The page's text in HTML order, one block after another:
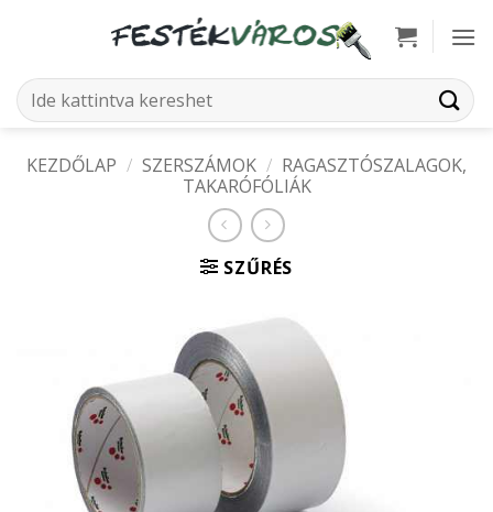
Keresés
a
KEZDŐLAP / SZERSZÁMOK / RAGASZTÓSZALAGOK,
TAKARÓFÓLIÁK
SZŰRÉS